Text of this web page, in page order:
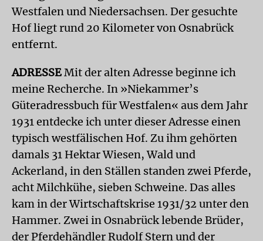
Westfalen und Niedersachsen. Der gesuchte
Hof liegt rund 20 Kilometer von Osnabrück
entfernt.
ADRESSEMit der alten Adresse beginne ich
meine Recherche. In »Niekammer’s
Güteradressbuch für Westfalen« aus dem Jahr
1931 entdecke ich unter dieser Adresse einen
typisch westfälischen Hof. Zu ihm gehörten
damals 31 Hektar Wiesen, Wald und
Ackerland, in den Ställen standen zwei Pferde,
acht Milchkühe, sieben Schweine. Das alles
kam in der Wirtschaftskrise 1931/32 unter den
Hammer. Zwei in Osnabrück lebende Brüder,
der Pferdehändler Rudolf Stern und der